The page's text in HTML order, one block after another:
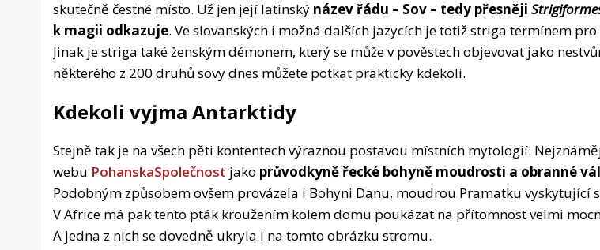
skutečně čestné místo. Už jen její latinský název řádu – Sov – tedy přesněji
k magii odkazuje. Ve slovanských i možná dalších jazycích je totiž striga termínem
Jinak je striga také ženským démonem, který se může v pověstech objevovat jako
některého z 200 druhů sovy dnes můžete potkat prakticky kdekoli.
Kdekoli vyjma Antarktidy
Stejně tak je na všech pěti kontentech výraznou postavou místních mytologií.
webu PohanskaSpolečnost jako průvodkyně řecké bohyně moudrosti a obranné
Podobným způsobem ovšem provázela i Bohyni Danu, moudrou Pramatku vyskytující
V Africe má pak tento pták kroužením kolem domu poukázat na přítomnost velmi
A jedna z nich se dovedně ukryla i na tomto obrázku stromu.